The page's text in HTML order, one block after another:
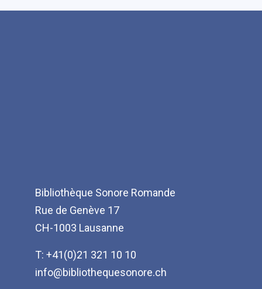
Bibliothèque Sonore Romande
Rue de Genève 17
CH-1003 Lausanne
T: +41(0)21 321 10 10
info@bibliothequesonore.ch